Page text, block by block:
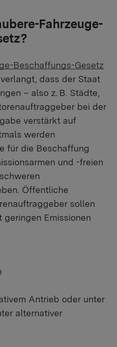
Fahrzeuge-
Beschaffungs-Gesetz
verlangt, dass der Staat
– also z. B. Städte,
bei der
verstärkt auf
werden
für die Beschaffung
und -freien
Öffentliche
sollen
geringen Emissionen
Antrieb oder unter
alternativer